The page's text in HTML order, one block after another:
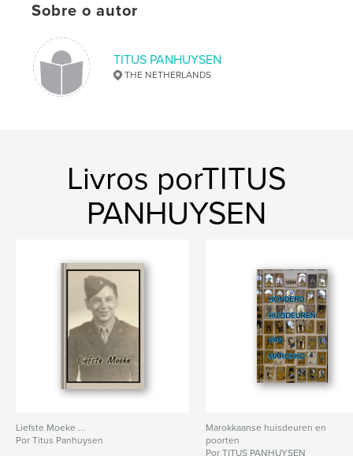
Palavras-chavee
mensen
Sobre o autor
TITUS PANHUYSEN
THE NETHERLANDS
Livros porTITUS
PANHUYSEN
Liefste Moeke ...
Por Titus Panhuysen
Marokkaanse huisdeuren en
poorten
Por TITUS PANHUYSEN